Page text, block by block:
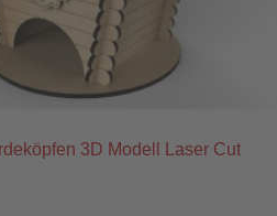
3D Modell Laser Cut